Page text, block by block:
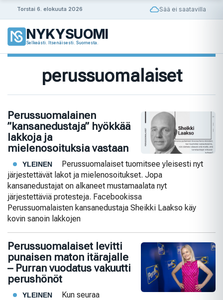
Torstai 6. elokuuta 2026 Sää ei saatavilla
NYKYSUOMI
Selkeästi. Itsenäisesti. Suomesta.
perussuomalaiset
Perussuomalainen
”kansanedustaja” hyökkää
lakkoja ja
mielenosoituksia vastaan
YLEINEN
Perussuomalaiset tuomitsee yleisesti nyt
järjestettävät lakot ja mielenosoitukset. Jopa
kansanedustajat on alkaneet mustamaalata nyt
järjestettäviä protesteja. Facebookissa
Perussuomalaisten kansanedustaja Sheikki Laakso käy
kovin sanoin lakkojen
Perussuomalaiset levitti
punaisen maton itärajalle
– Purran vuodatus vakuutti
perushönöt
YLEINEN
Kun seuraa